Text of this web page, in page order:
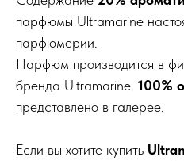
парфюмы Ultramarine
парфюмерии.
Парфюм производится в
бренда Ultramarine. 100%
представлено в галерее.
Если вы хотите купить